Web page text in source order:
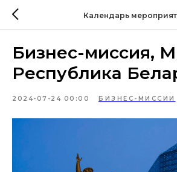
Календарь
Бизнес-миссия,
Республика
2024-07-24 00:00 БИЗНЕС-МИССИИ